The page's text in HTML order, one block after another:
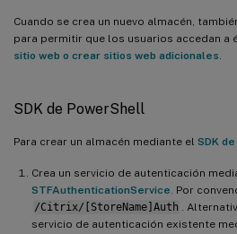
Cuando se crea un nuevo almacén,
para permitir que los usuarios accedan a
sitio web o crear sitios web adicionales.
SDK de PowerShell
Para crear un almacén mediante el SDK
Crea un servicio de autenticación
STFAuthenticationService. Por
/Citrix/[StoreName]Auth .
servicio de autenticación existente